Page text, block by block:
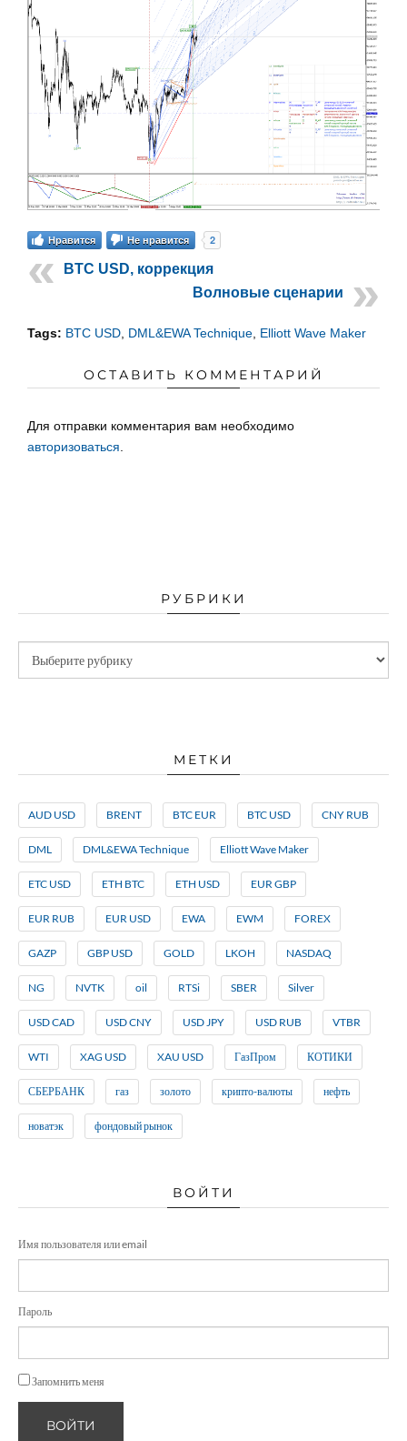
Нравится 2
Не нравится
BTC USD, коррекция
Волновые сценарии
Tags: BTC USD DML&EWA Technique Elliott Wave Maker
ОСТАВИТЬ КОММЕНТАРИЙ
Для отправки комментария вам необходимо
авторизоваться
РУБРИКИ
МЕТКИ
AUD USD BRENT BTC EUR BTC USD CNY RUB
DML DML&EWA Technique Elliott Wave Maker
ETC USD ETH BTC ETH USD EUR GBP
EUR RUB EUR USD EWA EWM FOREX
GAZP GBP USD GOLD LKOH NASDAQ
NG NVTK oil RTSi SBER Silver
USD CAD USD CNY USD JPY USD RUB VTBR
WTI XAG USD XAU USD ГазПром КОТИКИ
СБЕРБАНК газ золото крипто-валюты нефть
новатэк фондовый рынок
ВОЙТИ
Имя пользователя или email
Пароль
Запомнить меня
ВОЙТИ